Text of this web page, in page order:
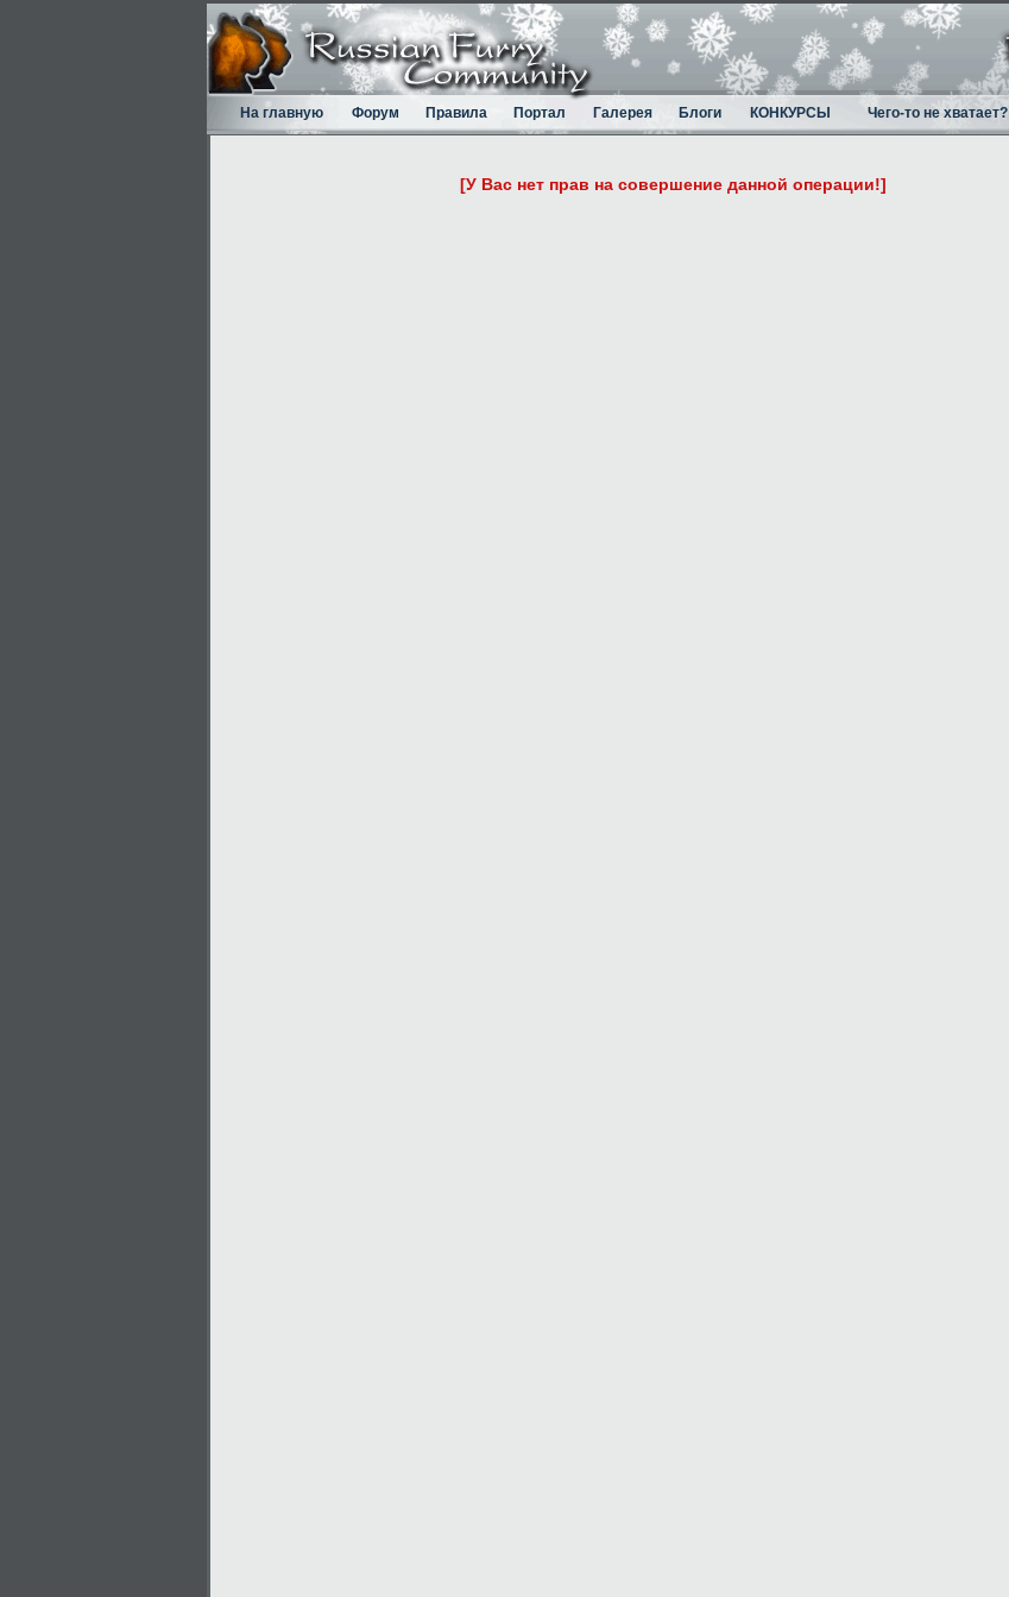
На главную Форум Правила Портал Галерея Блоги КОНКУРСЫ Чего-то не хватает?
[У Вас нет прав на совершение данной операции!]